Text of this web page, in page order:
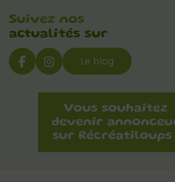
Suivez nos
actualités sur
Le blog